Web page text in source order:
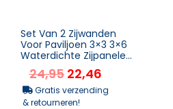
Set Van 2 Zijwanden
Voor Paviljoen 3×3 3×6
Waterdichte Zijpanelen
Met Venster
Donkergroen
24,95 22,46
Gratis verzending
& retourneren!